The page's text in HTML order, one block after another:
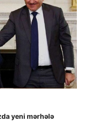
yeni mərhələ